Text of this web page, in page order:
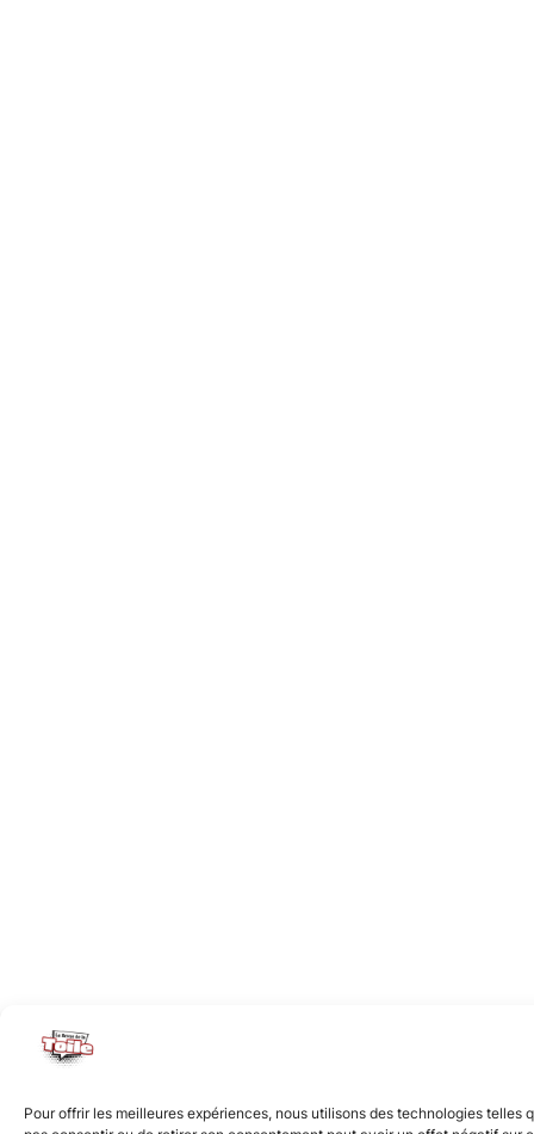
Pour offrir les meilleures expériences, nous utilisons des technologies